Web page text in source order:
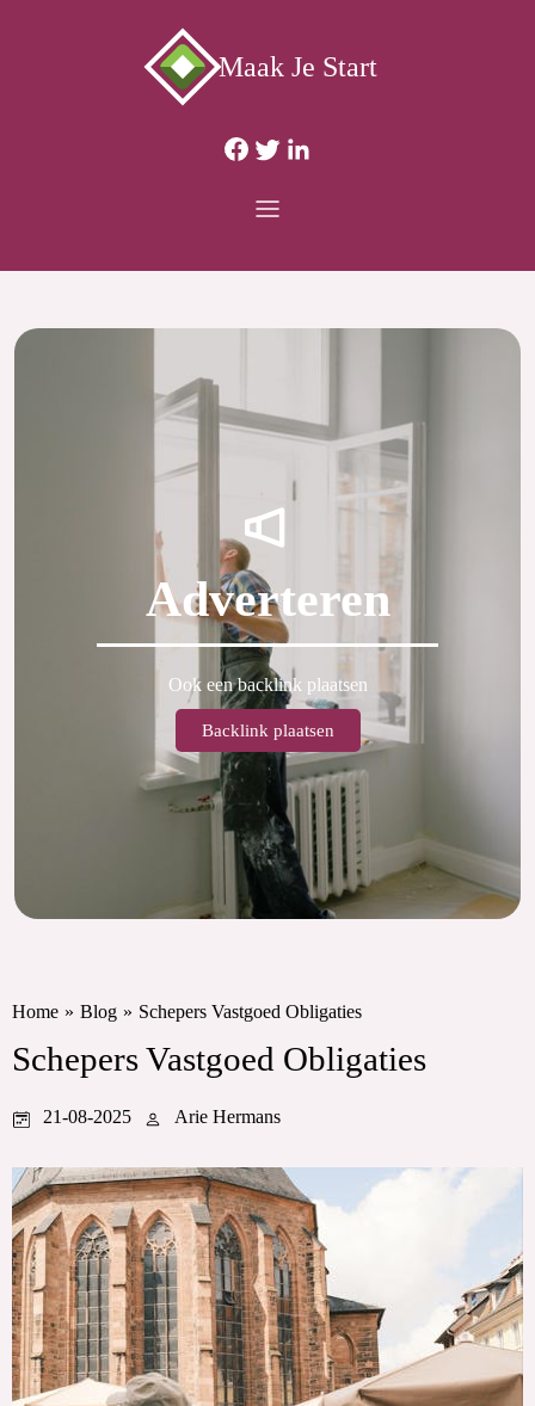
Maak Je Start
Adverteren
Ook een backlink plaatsen
Backlink plaatsen
Home » Blog » Schepers Vastgoed Obligaties
Schepers Vastgoed Obligaties
21-08-2025 Arie Hermans